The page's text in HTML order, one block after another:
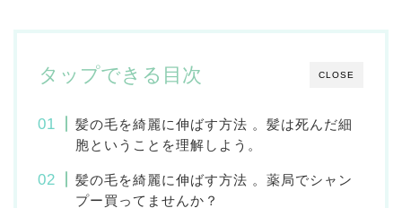
CLOSE
タップできる目次
髪の毛を綺麗に伸ばす方法 。髪は死んだ細
胞ということを理解しよう。
髪の毛を綺麗に伸ばす方法 。薬局でシャン
プー買ってませんか？